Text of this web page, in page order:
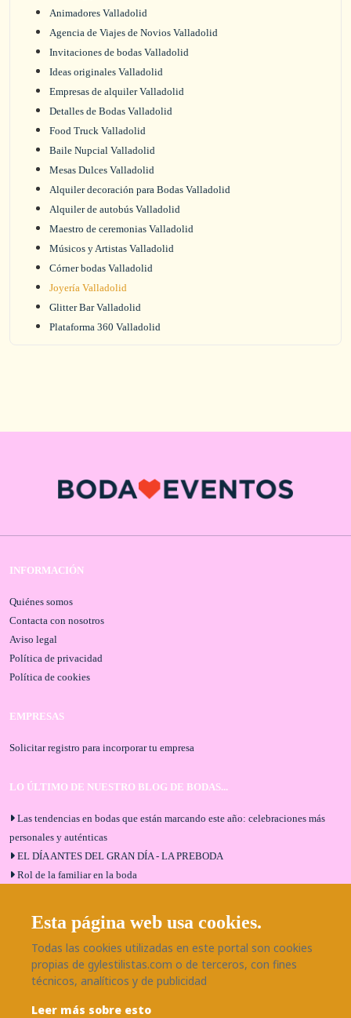
Animadores Valladolid
Agencia de Viajes de Novios Valladolid
Invitaciones de bodas Valladolid
Ideas originales Valladolid
Empresas de alquiler Valladolid
Detalles de Bodas Valladolid
Food Truck Valladolid
Baile Nupcial Valladolid
Mesas Dulces Valladolid
Alquiler decoración para Bodas Valladolid
Alquiler de autobús Valladolid
Maestro de ceremonias Valladolid
Músicos y Artistas Valladolid
Córner bodas Valladolid
Joyería Valladolid
Glitter Bar Valladolid
Plataforma 360 Valladolid
INFORMACIÓN
Quiénes somos
Contacta con nosotros
Aviso legal
Política de privacidad
Política de cookies
EMPRESAS
Solicitar registro para incorporar tu empresa
LO ÚLTIMO DE NUESTRO BLOG DE BODAS...
Las tendencias en bodas que están marcando este año: celebraciones más
personales y auténticas
EL DÍA ANTES DEL GRAN DÍA - LA PREBODA
Rol de la familiar en la boda
Bodas en Alhaurín de la Torre: entrevista exclusiva con Bodaeventos
Málaga
¿Cómo será tu boda?
Blog de bodas
SÍGUENOS EN NUESTRAS REDES
Esta página web usa cookies.
Todas las cookies utilizadas en este portal son cookies
propias de gylestilistas.com o de terceros, con fines
técnicos, analíticos y de publicidad
Leer más sobre esto